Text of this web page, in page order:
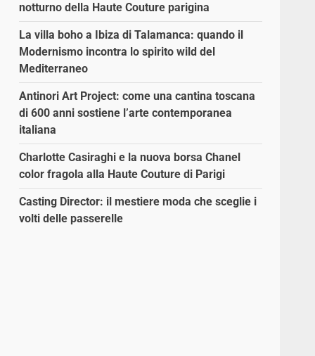
notturno della Haute Couture parigina
La villa boho a Ibiza di Talamanca: quando il
Modernismo incontra lo spirito wild del
Mediterraneo
Antinori Art Project: come una cantina toscana
di 600 anni sostiene l’arte contemporanea
italiana
Charlotte Casiraghi e la nuova borsa Chanel
color fragola alla Haute Couture di Parigi
Casting Director: il mestiere moda che sceglie i
volti delle passerelle